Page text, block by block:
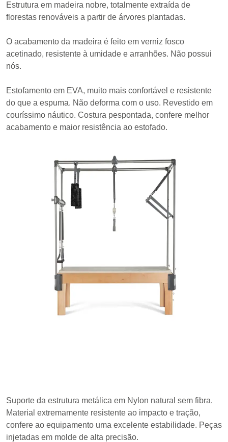
Estrutura em madeira nobre, totalmente extraída de
florestas renováveis a partir de árvores plantadas.
O acabamento da madeira é feito em verniz fosco
acetinado, resistente à umidade e arranhões. Não possui
nós.
Estofamento em EVA, muito mais confortável e resistente
do que a espuma. Não deforma com o uso. Revestido em
couríssimo náutico. Costura pespontada, confere melhor
acabamento e maior resistência ao estofado.
Suporte da estrutura metálica em Nylon natural sem fibra.
Material extremamente resistente ao impacto e tração,
confere ao equipamento uma excelente estabilidade. Peças
injetadas em molde de alta precisão.